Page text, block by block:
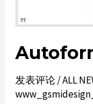
发表评论 /ALL
www_gsmidesign_